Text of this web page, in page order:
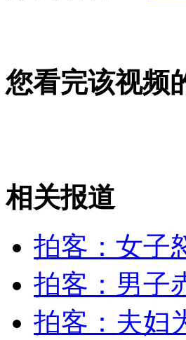
昆明地铁脱轨事故 记者探访发
实拍郑州红灯"玩倒立" 行人迷
山西运城恶犬咬伤多人 警民合
您看完该视频
相关报道
拍客：女子
拍客：男子
拍客：夫妇